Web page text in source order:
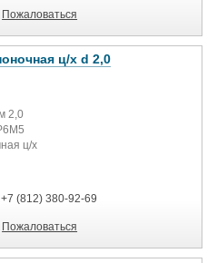
Пожаловаться
ц/х d 2,0
2,0
ц/х
+7 (812) 380-92-69
Пожаловаться